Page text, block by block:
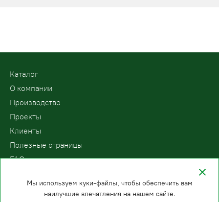
Kаталог
О компании
Производство
Проекты
Клиенты
Полезные страницы
FAQ
Мы используем куки-файлы, чтобы обеспечить вам
наилучшие впечатления на нашем сайте.